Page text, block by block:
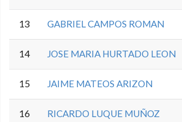
13 GABRIEL CAMPOS ROMAN
14 JOSE MARIA HURTADO LEON
15 JAIME MATEOS ARIZON
16 RICARDO LUQUE MUÑOZ